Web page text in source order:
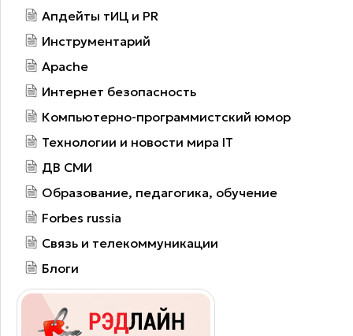
Апдейты тИЦ и PR
Инструментарий
Apache
Интернет безопасность
Компьютерно-программистский юмор
Технологии и новости мира IT
ДВ СМИ
Образование, педагогика, обучение
Forbes russia
Связь и телекоммуникации
Блоги